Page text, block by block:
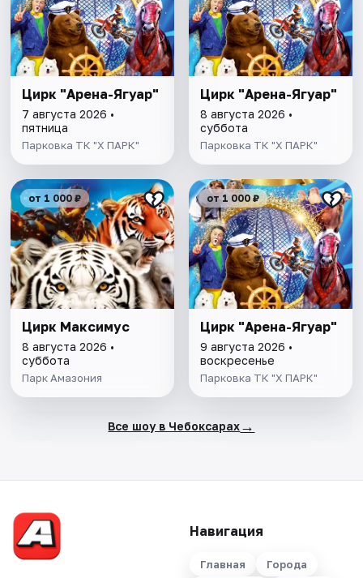
Цирк "Арена-Ягуар"
7 августа 2026 •
пятница
Парковка ТК "Х ПАРК"
Цирк "Арена-Ягуар"
8 августа 2026 •
суббота
Парковка ТК "Х ПАРК"
от 1 000 ₽
Цирк Максимус
8 августа 2026 •
суббота
Парк Амазония
от 1 000 ₽
Цирк "Арена-Ягуар"
9 августа 2026 •
воскресенье
Парковка ТК "Х ПАРК"
Все шоу в Чебоксарах→
Навигация
Главная Города